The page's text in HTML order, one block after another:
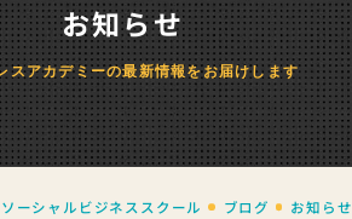
お知らせ
スアカデミーの最新情報をお届けします
ーシャルビジネススクール ブログ
お知らせ